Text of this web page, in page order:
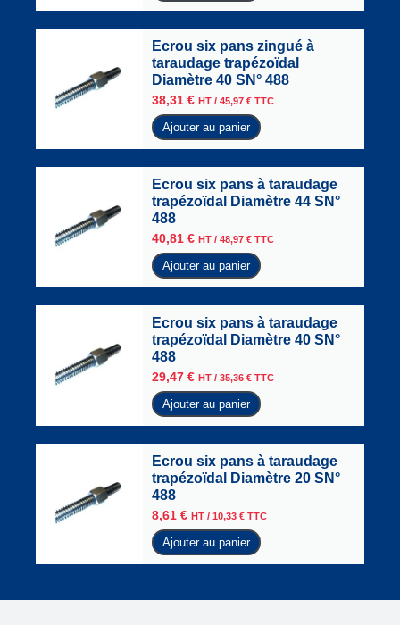
Ecrou six pans zingué à
taraudage trapézoïdal
Diamètre 40 SN° 488
38,31 € HT / 45,97 € TTC
Ajouter au panier
Ecrou six pans à taraudage
trapézoïdal Diamètre 44 SN°
488
40,81 € HT / 48,97 € TTC
Ajouter au panier
Ecrou six pans à taraudage
trapézoïdal Diamètre 40 SN°
488
29,47 € HT / 35,36 € TTC
Ajouter au panier
Ecrou six pans à taraudage
trapézoïdal Diamètre 20 SN°
488
8,61 € HT / 10,33 € TTC
Ajouter au panier